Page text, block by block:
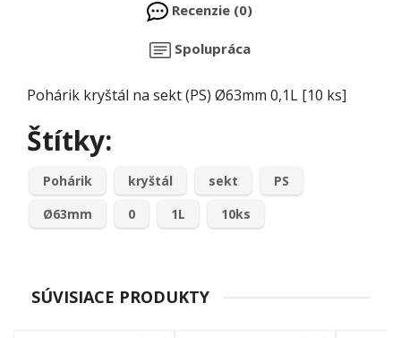
Recenzie (0)
Spolupráca
Pohárik kryštál na sekt (PS) Ø63mm 0,1L [10 ks]
Štítky:
Pohárik kryštál sekt
PS
Ø63mm
0 1L 10ks
SÚVISIACE PRODUKTY